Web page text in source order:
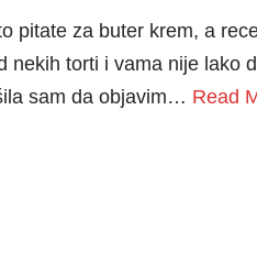
pitate za buter krem, a
nekih torti i vama nije lako
sam da objavim… Read